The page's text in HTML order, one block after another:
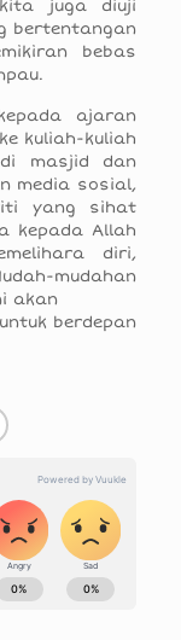
juga diuji
bertentangan
bebas
ajaran
kuliah-kuliah
masjid dan
media sosial,
yang sihat
kepada Allah
diri,
mudahan
akan
berdepan